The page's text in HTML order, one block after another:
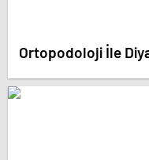
Ortopodoloji İle